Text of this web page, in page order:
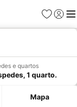
Favoritos
Iniciar
e quartos
1 quarto.
Mapa